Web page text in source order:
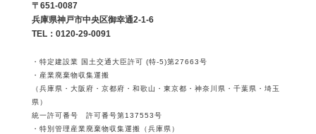
〒651-0087
兵庫県神戸市中央区御幸通2-1-6
TEL：0120-29-0091
・特定建設業 国土交通大臣許可 (特-5)第27663号
・産業廃棄物収集運搬
（兵庫県・大阪府・京都府・和歌山・東京都・神奈川県・千葉県・埼玉
県）
統一許可番号 許可番号第137553号
・特別管理産業廃棄物収集運搬（兵庫県）